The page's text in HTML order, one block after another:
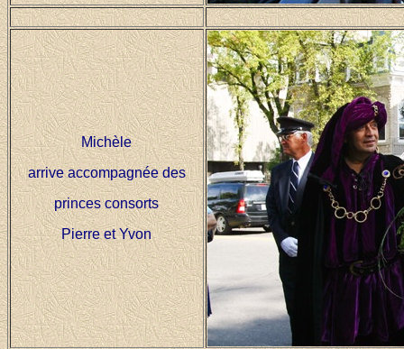
Michèle
arrive accompagnée des
princes consorts
Pierre et Yvon